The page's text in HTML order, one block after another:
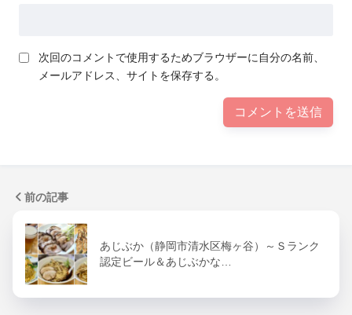
次回のコメントで使用するためブラウザーに自分の名前、
メールアドレス、サイトを保存する。
前の記事
あじぶか（静岡市清水区梅ヶ谷）～Ｓランク
認定ビール＆あじぶかな…